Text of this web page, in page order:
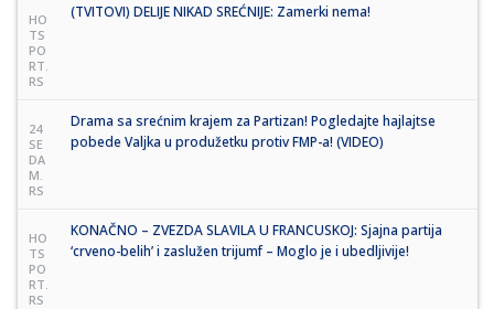
HO
TS
PO
RT.
RS
(TVITOVI) DELIJE NIKAD SREĆNIJE: Zamerki nema!
24
SE
DA
M.
RS
Drama sa srećnim krajem za Partizan! Pogledajte hajlajtse
pobede Valjka u produžetku protiv FMP-a! (VIDEO)
HO
TS
PO
RT.
RS
KONAČNO – ZVEZDA SLAVILA U FRANCUSKOJ: Sjajna partija
‘crveno-belih’ i zaslužen trijumf – Moglo je i ubedljivije!